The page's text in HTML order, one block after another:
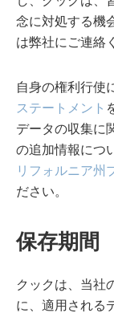
念に対処する機
は弊社にご連絡
自身の権利行使
ステートメント
データの収集に
の追加情報につ
リフォルニア州
ださい。
保存期間
クックは、当社
に、適用される